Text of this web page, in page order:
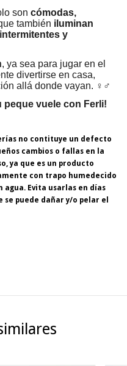
son cómodas,
también iluminan
y
, ya sea para jugar en el
divertirse en casa,
allá donde vayan. ‍♀️‍♂️
peque vuele con Ferli!
no contituye un defecto
cambios o fallas en la
ya que es un producto
con trapo humedecido
agua. Evita usarlas en días
se puede dañar y/o pelar el